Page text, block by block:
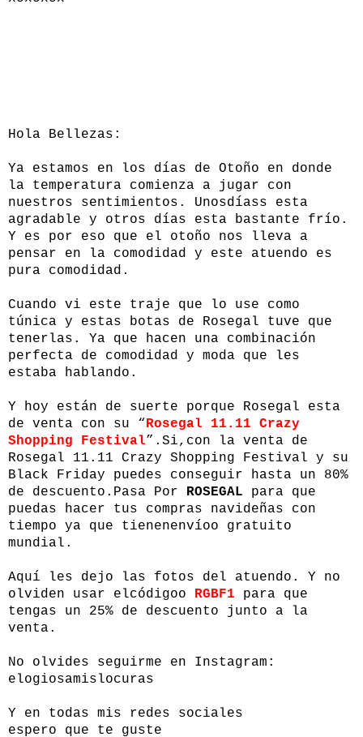
Hola Bellezas:
Ya estamos en los días de Otoño en donde
la temperatura comienza a jugar con
nuestros sentimientos. Unosdíass esta
agradable y otros días esta bastante frío.
Y es por eso que el otoño nos lleva a
pensar en la comodidad y este atuendo es
pura comodidad.
Cuando vi este traje que lo use como
túnica y estas botas de Rosegal tuve que
tenerlas. Ya que hacen una combinación
perfecta de comodidad y moda que les
estaba hablando.
Y hoy están de suerte porque Rosegal esta
de venta con su “Rosegal 11.11 Crazy
Shopping Festival”.Si,con la venta de
Rosegal 11.11 Crazy Shopping Festival y su
Black Friday puedes conseguir hasta un 80%
de descuento.Pasa Por ROSEGAL para que
puedas hacer tus compras navideñas con
tiempo ya que tienenenvíoo gratuito
mundial.
Aquí les dejo las fotos del atuendo. Y no
olviden usar elcódigoo RGBF1 para que
tengas un 25% de descuento junto a la
venta.
No olvides seguirme en Instagram:
elogiosamislocuras
Y en todas mis redes sociales
espero que te guste